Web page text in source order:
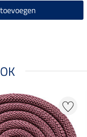
toevoegen